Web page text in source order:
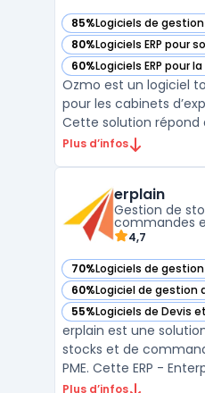
85%Logiciels de
— voir Ozmo dans
80%Logiciels ERP pour
— voir Ozmo dans
60%Logiciels ERP pour
— voir Ozmo dans
Ozmo est un logiciel
pour les cabinets
Cette solution répond
spécifiques des
administratifs et la
son interface intuitive,
Plus d’infos
erplain
Gestion de
commandes
4,7
70%Logiciels de
— voir erplain dans
60%Logiciel de gestion
— voir erplain dans
55%Logiciels de Devis
— voir erplain dans
erplain est une
stocks et de
PME. Cette ERP -
Planning offre une
Plus d’infos